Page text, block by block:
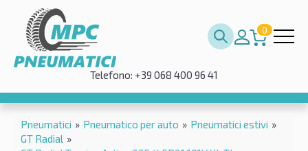
0
Telefono: +39 068 400 96 41
Pneumatici » Pneumatico per auto » Pneumatici estivi »
GT Radial »